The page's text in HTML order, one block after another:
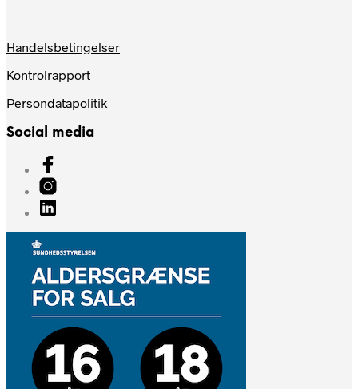
Handelsbetingelser
Kontrolrapport
Persondatapolitik
Social media